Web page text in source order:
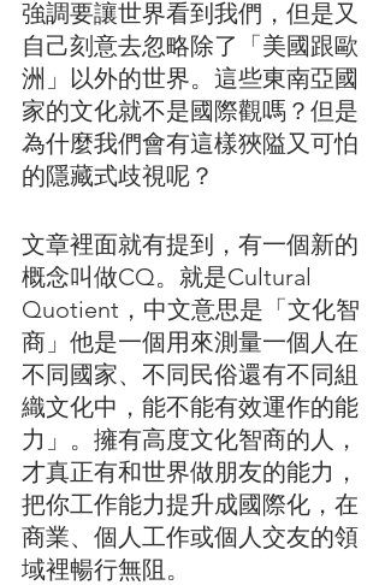
強調要讓世界看到我們，但是又
自己刻意去忽略除了「美國跟歐
洲」以外的世界。這些東南亞國
家的文化就不是國際觀嗎？但是
為什麼我們會有這樣狹隘又可怕
的隱藏式歧視呢？
文章裡面就有提到，有一個新的
概念叫做CQ。就是Cultural
Quotient，中文意思是「文化智
商」他是一個用來測量一個人在
不同國家、不同民俗還有不同組
織文化中，能不能有效運作的能
力」。擁有高度文化智商的人，
才真正有和世界做朋友的能力，
把你工作能力提升成國際化，在
商業、個人工作或個人交友的領
域裡暢行無阻。